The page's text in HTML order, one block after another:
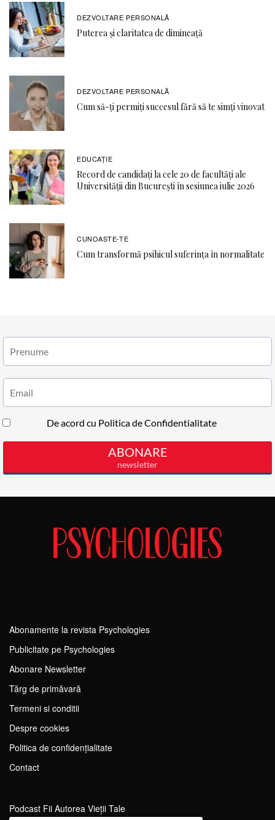
DEZVOLTARE PERSONALĂ
Puterea și claritatea de dimineață
DEZVOLTARE PERSONALĂ
Cum să-ți permiți succesul fără să te simți vinovat
EDUCAŢIE
Record de candidați la cele 20 de facultăți ale
Universității din București în sesiunea iulie 2026
CUNOASTE-TE
Cum transformă psihicul suferința în normalitate
Abonamente la revista Psychologies
Publicitate pe Psychologies
Abonare Newsletter
Tărg de primăvară
Termeni si conditii
Despre cookies
Politica de confidențialitate
Contact
Podcast Fii Autorea Vieții Tale